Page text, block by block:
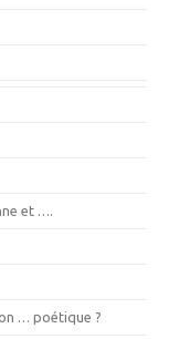
et ….
… poétique ?